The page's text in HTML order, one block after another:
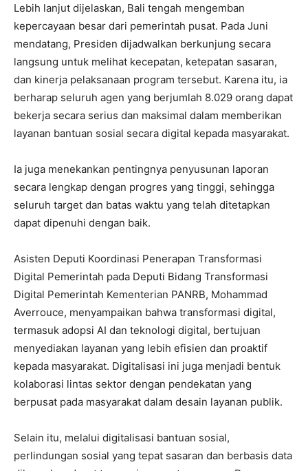
Lebih lanjut dijelaskan, Bali tengah mengemban
kepercayaan besar dari pemerintah pusat. Pada Juni
mendatang, Presiden dijadwalkan berkunjung secara
langsung untuk melihat kecepatan, ketepatan sasaran,
dan kinerja pelaksanaan program tersebut. Karena itu, ia
berharap seluruh agen yang berjumlah 8.029 orang dapat
bekerja secara serius dan maksimal dalam memberikan
layanan bantuan sosial secara digital kepada masyarakat.
Ia juga menekankan pentingnya penyusunan laporan
secara lengkap dengan progres yang tinggi, sehingga
seluruh target dan batas waktu yang telah ditetapkan
dapat dipenuhi dengan baik.
Asisten Deputi Koordinasi Penerapan Transformasi
Digital Pemerintah pada Deputi Bidang Transformasi
Digital Pemerintah Kementerian PANRB, Mohammad
Averrouce, menyampaikan bahwa transformasi digital,
termasuk adopsi AI dan teknologi digital, bertujuan
menyediakan layanan yang lebih efisien dan proaktif
kepada masyarakat. Digitalisasi ini juga menjadi bentuk
kolaborasi lintas sektor dengan pendekatan yang
berpusat pada masyarakat dalam desain layanan publik.
Selain itu, melalui digitalisasi bantuan sosial,
perlindungan sosial yang tepat sasaran dan berbasis data